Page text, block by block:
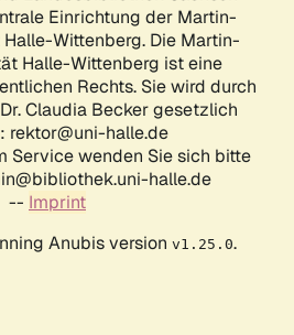
Einrichtung der Martin-
Wittenberg. Die Martin-
Halle-Wittenberg ist eine
Rechts. Sie wird durch
Claudia Becker gesetzlich
rektor@uni-halle.de
Service wenden Sie sich bitte
halle.de
-- Imprint
Anubis version v1.25.0.